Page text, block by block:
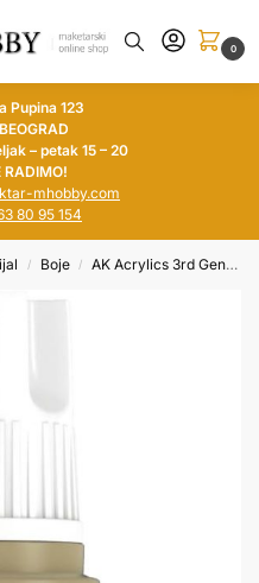
0
Pupina 123
– petak 15 – 20
mhobby.com
80 95 154
/ Boje / AK Acrylics 3rd Generation